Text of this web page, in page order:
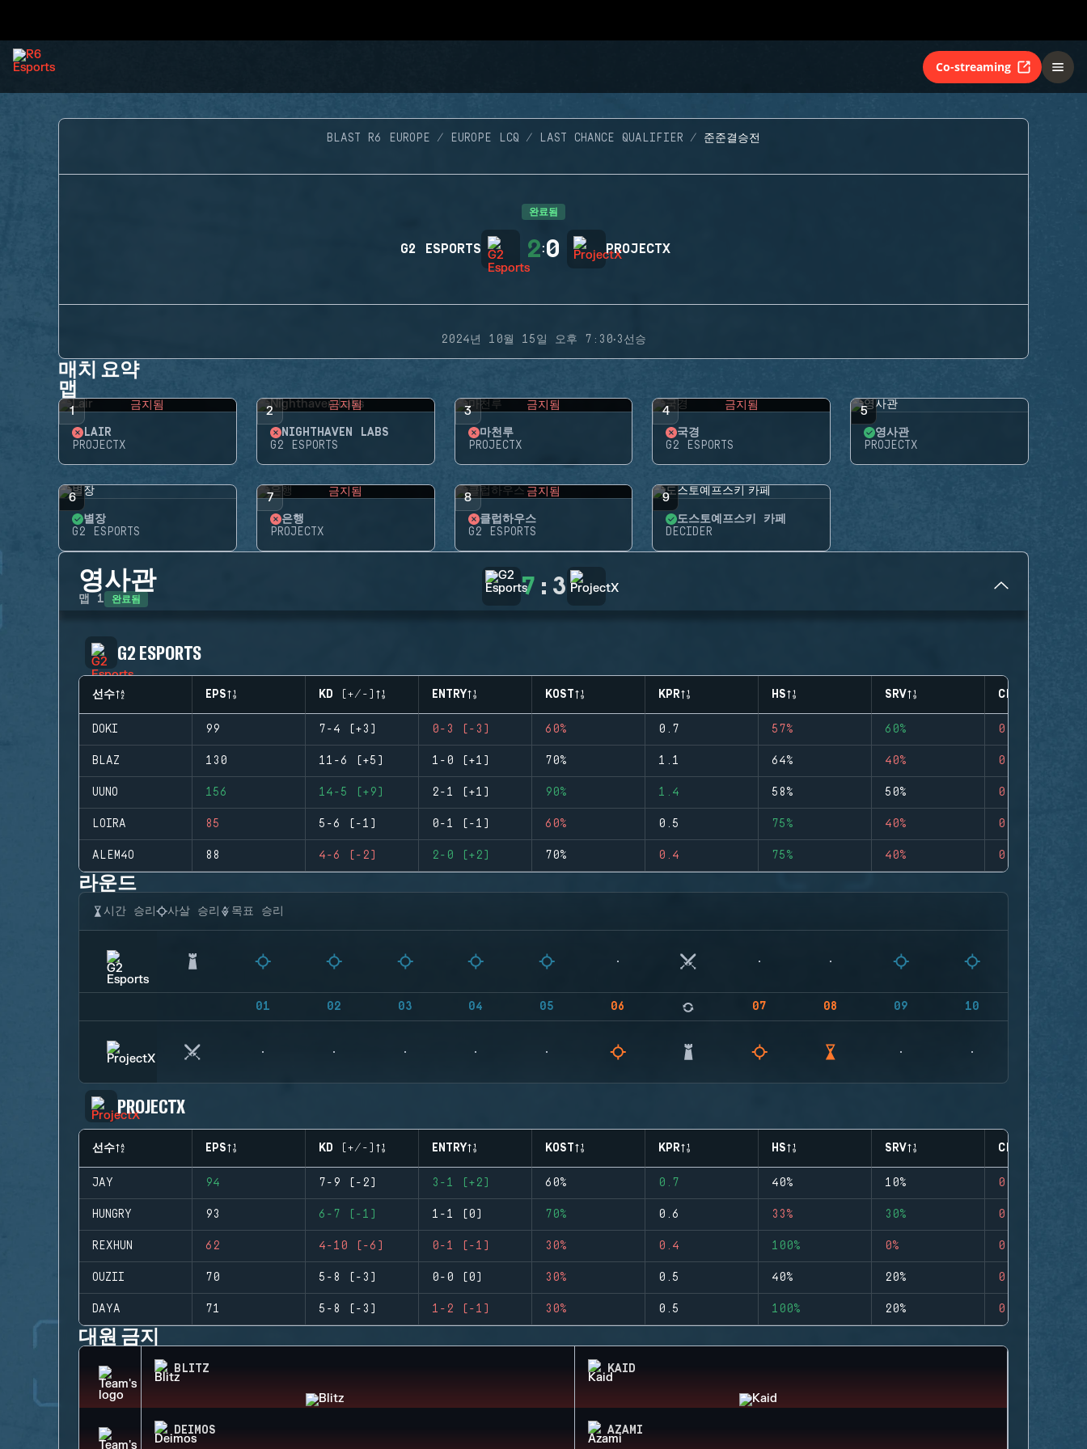
Co-streaming
BLAST R6 EUROPE EUROPE LCQ LAST CHANCE QUALIFIER 준준결승전
완료됨
G2 ESPORTS 2:0 PROJECTX
2024년 10월 15일 오후 7:30·3선승
매치 요약
맵
1 금지됨
LAIR
PROJECTX
2 금지됨
NIGHTHAVEN LABS
G2 ESPORTS
3 금지됨
마천루
PROJECTX
4 금지됨
국경
G2 ESPORTS
5
영사관
PROJECTX
6
별장
G2 ESPORTS
7 금지됨
은행
PROJECTX
8 금지됨
클럽하우스
G2 ESPORTS
9
도스토예프스키 카페
DECIDER
영사관
맵 1 완료됨 7 : 3
G2 ESPORTS
선수 EPS KD (+/-) ENTRY KOST KPR HS SRV CLUTCHES
DOKI 99 7-4 (+3) 0-3 (-3) 60% 0.7 57% 60% 0
BLAZ 130 11-6 (+5) 1-0 (+1) 70% 1.1 64% 40% 0
UUNO 156 14-5 (+9) 2-1 (+1) 90% 1.4 58% 50% 0
LOIRA 85 5-6 (-1) 0-1 (-1) 60% 0.5 75% 40% 0
ALEM4O 88 4-6 (-2) 2-0 (+2) 70% 0.4 75% 40% 0
라운드
시간 승리 사살 승리 목표 승리
01 02 03 04 05 06 07 08 09 10
PROJECTX
선수 EPS KD (+/-) ENTRY KOST KPR HS SRV CLUTCHES
JAY 94 7-9 (-2) 3-1 (+2) 60% 0.7 40% 10% 0
HUNGRY 93 6-7 (-1) 1-1 (0) 70% 0.6 33% 30% 0
REXHUN 62 4-10 (-6) 0-1 (-1) 30% 0.4 100% 0% 0
OUZII 70 5-8 (-3) 0-0 (0) 30% 0.5 40% 20% 0
DAYA 71 5-8 (-3) 1-2 (-1) 30% 0.5 100% 20% 0
대원 금지
BLITZ KAID
DEIMOS AZAMI